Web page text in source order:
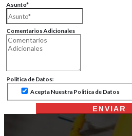
Asunto*
Comentarios Adicionales
Politica de Datos:
Acepta Nuestra Politica de Datos
ENVIAR